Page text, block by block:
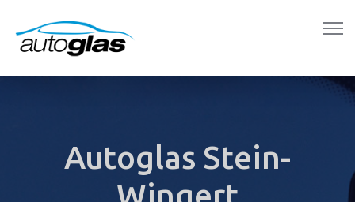
Autoglas Stein-